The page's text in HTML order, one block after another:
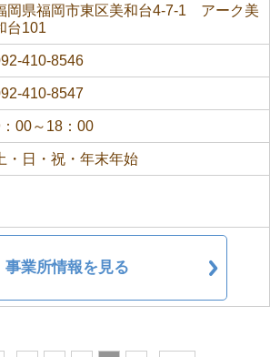
岡県福岡市東区美和台4-7-1 アーク美
台101
410-8546
410-8547
00～18：00
・日・祝・年末年始
事業所情報を見る